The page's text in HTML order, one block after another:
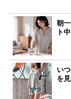
朝
ト
い
を